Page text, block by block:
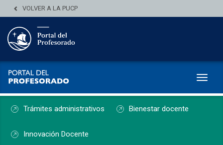
VOLVER A LA PUCP
Trámites administrativos Bienestar docente
Innovación Docente